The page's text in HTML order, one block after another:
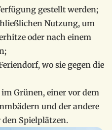
gestellt werden;
Nutzung, um
oder nach einem
wo sie gegen die
Grünen, einer vor dem
und der andere
Spielplätzen.